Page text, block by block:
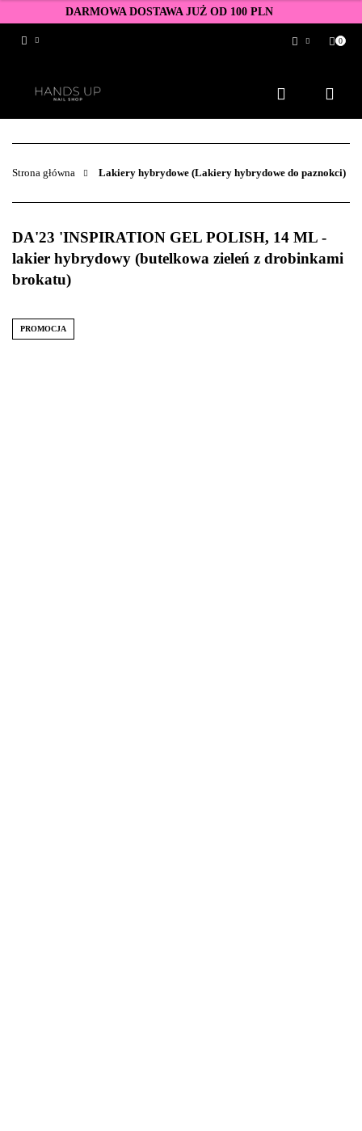
DARMOWA DOSTAWA JUŻ OD 100 PLN
Zarejestruj się
Dodaj zgłoszenie
Zgody cookies
0
Strona główna Lakiery hybrydowe (Lakiery hybrydowe do paznokci)
DA'23 'INSPIRATION GEL POLISH, 14 ML -
lakier hybrydowy (butelkowa zieleń z drobinkami
brokatu)
PROMOCJA